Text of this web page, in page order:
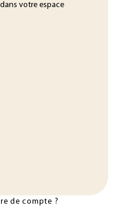
votre espace
de compte ?